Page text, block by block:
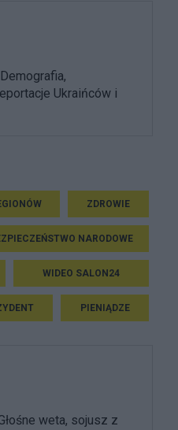
Ukraińców i
ZDROWIE
NARODOWE
WIDEO SALON24
PIENIĄDZE
weta, sojusz z